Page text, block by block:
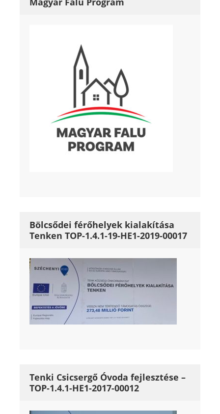
Bölcsődei férőhelyek kialakítása
Tenken TOP-1.4.1-19-HE1-2019-00017
Tenki Csicsergő Óvoda fejlesztése –
TOP-1.4.1-HE1-2017-00012